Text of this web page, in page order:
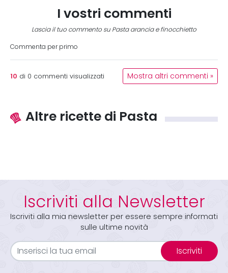
I vostri commenti
Lascia il tuo commento su Pasta arancia e finocchietto
Commenta per primo
10 di 0 commenti visualizzati Mostra altri commenti »
Altre ricette di Pasta
Iscriviti alla Newsletter
Iscriviti alla mia newsletter per essere sempre informati
sulle ultime novità
Iscriviti